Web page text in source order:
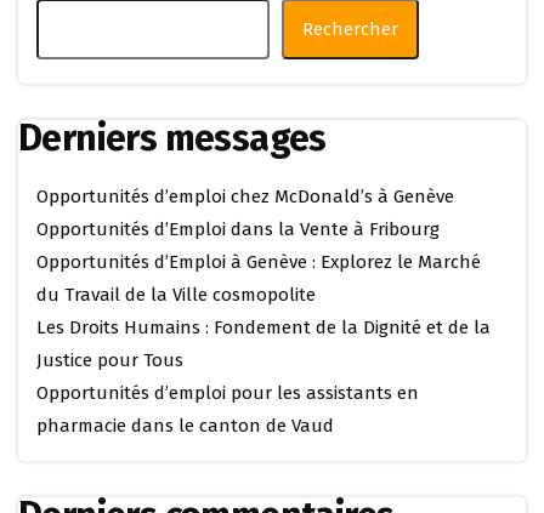
Rechercher
Derniers messages
Opportunités d’emploi chez McDonald’s à Genève
Opportunités d’Emploi dans la Vente à Fribourg
Opportunités d’Emploi à Genève : Explorez le Marché
du Travail de la Ville cosmopolite
Les Droits Humains : Fondement de la Dignité et de la
Justice pour Tous
Opportunités d’emploi pour les assistants en
pharmacie dans le canton de Vaud